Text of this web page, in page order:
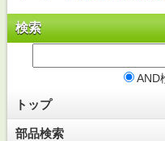
検索
AND
トップ
部品検索